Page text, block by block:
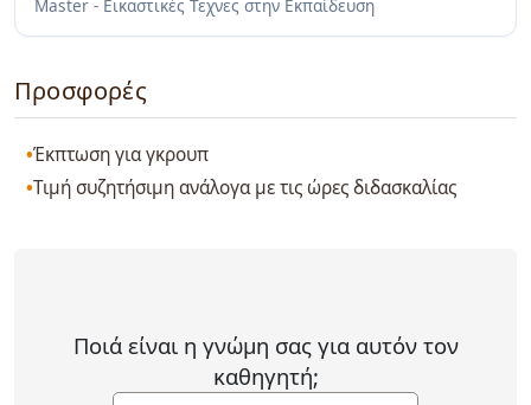
Master - Εικαστικές Τεχνες στην Εκπαίδευση
Προσφορές
Έκπτωση για γκρουπ
Τιμή συζητήσιμη ανάλογα με τις ώρες διδασκαλίας
Ποιά είναι η γνώμη σας για αυτόν τον
καθηγητή;